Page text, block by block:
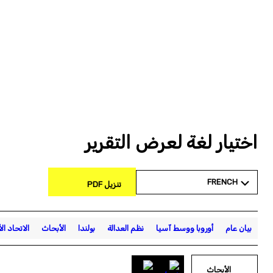
اختيار لغة لعرض التقرير
FRENCH تنزيل PDF
بيان عام أوروبا ووسط آسيا نظم العدالة بولندا الأبحاث الاتحاد
الأبحاث